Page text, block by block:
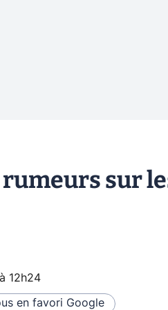
sur
12h24
en favori Google